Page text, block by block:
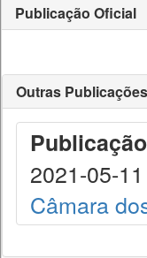
Publicação Oficial
Outras Publicações
2021-05-11
Câmara